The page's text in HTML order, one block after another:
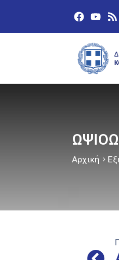
Αρχική